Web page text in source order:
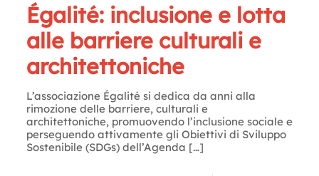
Égalité: inclusione e lotta
alle barriere culturali e
architettoniche
L’associazione Égalité si dedica da anni alla
rimozione delle barriere, culturali e
architettoniche, promuovendo l’inclusione sociale e
perseguendo attivamente gli Obiettivi di Sviluppo
Sostenibile (SDGs) dell’Agenda […]